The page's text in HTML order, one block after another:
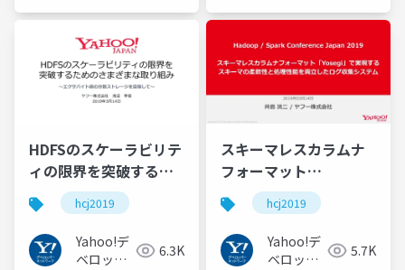
ク
HDFSのスケーラビリテ
ィの限界を突破するた
めのさまざまな取り組
み | Hadoop / Spark
Conference Japan
2019 #hcj2019
hcj2019
Yahoo!デ
ベロッパ
6.3K
スキーマレスカラムナ
フォーマット
「Yosegi」で実現する
スキーマの柔軟性と処
理性能を両立したログ
収集システム /
hcj2019
Yahoo!デ
ベロッパ
5.7K